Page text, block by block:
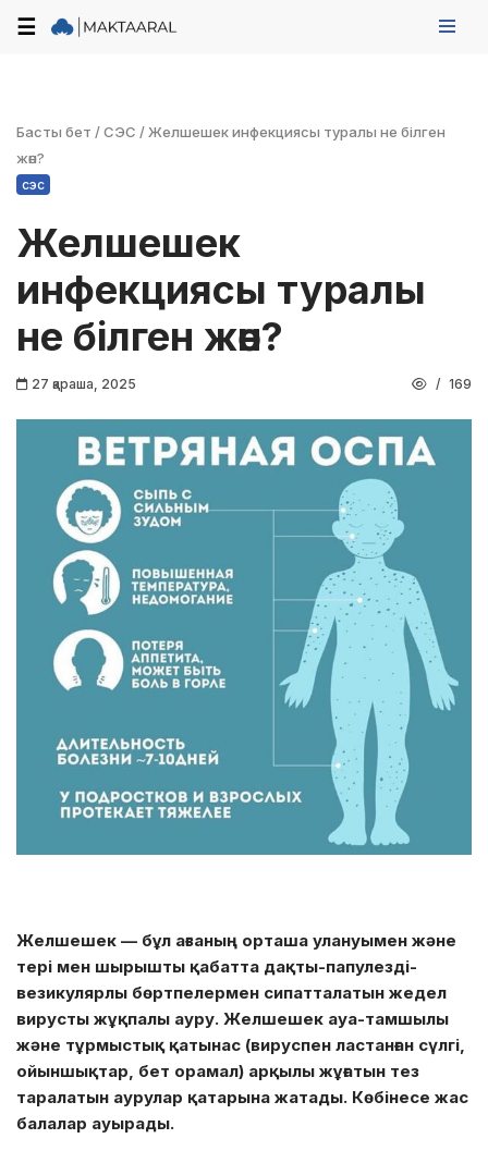
☰
Басты бет /СЭС /Желшешек инфекциясы туралы не білген
жөн?
сэс
Желшешек
инфекциясы туралы
не білген жөн?
27 қараша, 2025 169
Желшешек — бұл ағзаның орташа улануымен және
тері мен шырышты қабатта дақты-папулезді-
везикулярлы бөртпелермен сипатталатын жедел
вирусты жұқпалы ауру. Желшешек ауа-тамшылы
және тұрмыстық қатынас (вируспен ластанған сүлгі,
ойыншықтар, бет орамал) арқылы жұғатын тез
таралатын аурулар қатарына жатады. Көбінесе жас
балалар ауырады.